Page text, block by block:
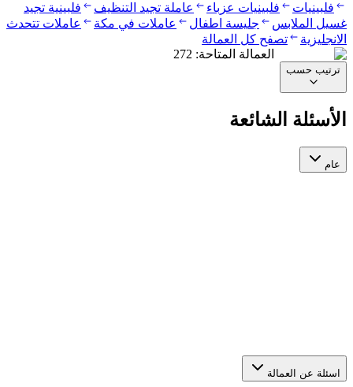
فلبينيات
فلبينيات عزباء عاملة تجيد التنظيف
فلبينية تجيد
غسيل الملابس
جليسة اطفال عاملات في مكة
عاملات تتحدث
الانجليزية
تصفح كل العمالة
العمالة المتاحة:
272
ترتيب حسب
الأسئلة الشائعة
عام
اسئلة عن العمالة